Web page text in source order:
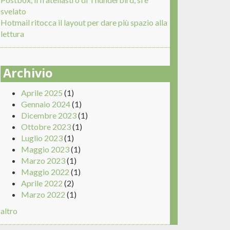
svelato
Hotmail ritocca il layout per dare più spazio alla
lettura
Archivio
Aprile 2025 (1)
Gennaio 2024(1)
Dicembre 2023(1)
Ottobre 2023(1)
Luglio 2023(1)
Maggio 2023(1)
Marzo 2023(1)
Maggio 2022 (1)
Aprile 2022 (2)
Marzo 2022 (1)
altro